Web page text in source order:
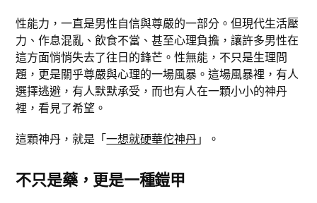
性能力，一直是男性自信與尊嚴的一部分。但現代生活壓
力、作息混亂、飲食不當、甚至心理負擔，讓許多男性在
這方面悄悄失去了往日的鋒芒。性無能，不只是生理問
題，更是關乎尊嚴與心理的一場風暴。這場風暴裡，有人
選擇逃避，有人默默承受，而也有人在一顆小小的神丹
裡，看見了希望。
這顆神丹，就是「一想就硬華佗神丹」。
不只是藥，更是一種鎧甲